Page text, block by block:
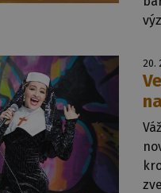
20.